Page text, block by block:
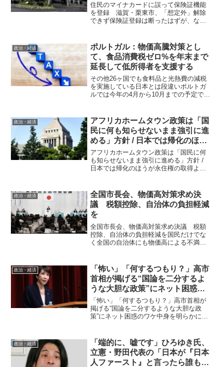
住民のマイナカードに誤って保険証機能
を登録 滋賀・栗東市、「想定外」解除
できず保険証登録は断ったはずが、なぜ
って健康保険証として使える「マイナ保
険証」に登録していたこと...
政治・経済
ポルトガル：物価高騰対策とし
て、食品消費税ゼロ%を年末まで
延長して低所得者を支援する
その他26ヶ国でも食料品と光熱費の減税
を実施している日本とは段違いポルトガ
ルでは今年の4月から10月までの予定で
などの主要食料品に対する税率を0％にす
る減税政策が行わ...
政治・経済
アフリカホームタウン政策は「国
民に何も知らせないまま強引に進
める」方針 / 日本では帰化のほう
が永住権の取得よりも簡単
アフリカホームタウン政策は「国民に何
も知らせないまま強引に進める」方針 /
日本では帰化のほうが永住権の取得より
敏氏からの情報です。 移住学、国際人
口移動論が専門の浅川...
政治・経済
全国市長会、物価高対策求め決
議 税額控除、自治体の負担軽減
を
全国市長会、物価高対策求め決議 税額
控除、自治体の負担軽減を国民だけでな
く全国の自治体にも物価高による不満が
安定供給や物価高騰対策の強化を国に求
める決議を採択した。政...
政治・経済
「怖い」「何するつもり？」高市
首相が掲げる“国論を二分するよ
うな大胆な政策”にネット困惑の
ワケ
「怖い」「何するつもり？」高市首相が
掲げる“国論を二分するような大胆な政
策”にネット困惑のワケ中身を明らかにせ
のか？「高市早苗が総理大臣でいいのか
どうか、今主権者たる国...
政治・経済
「端的に、嘘です」ひろゆき氏、
立憲・野田代表の「日本が『日本
人ファースト』と言ったら誰も日